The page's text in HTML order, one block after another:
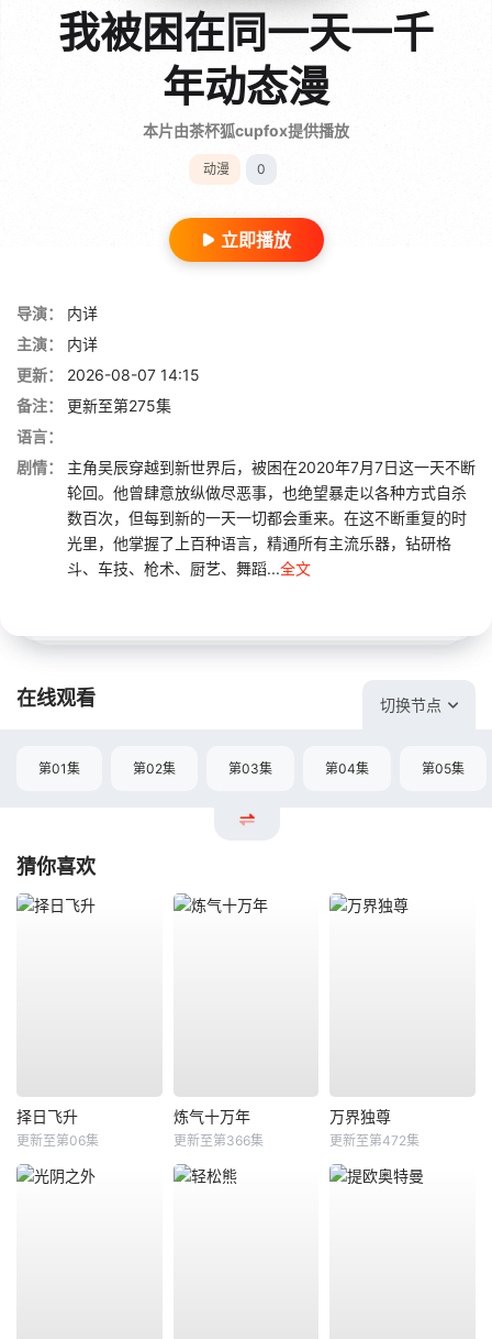
我被困在同一天一千
年动态漫
本片由茶杯狐cupfox提供播放
动漫 0
立即播放
导演：
内详
主演：
内详
更新：
2026-08-07 14:15
备注：
更新至第275集
语言：
剧情：
主角吴辰穿越到新世界后，被困在2020年7月7日这一天不断
轮回。他曾肆意放纵做尽恶事，也绝望暴走以各种方式自杀
数百次，但每到新的一天一切都会重来。在这不断重复的时
光里，他掌握了上百种语言，精通所有主流乐器，钻研格
斗、车技、枪术、厨艺、舞蹈...全文
在线观看 切换节点
第01集 第02集 第03集 第04集 第05集
猜你喜欢
择日飞升
更新至第06集
炼气十万年
更新至第366集
万界独尊
更新至第472集